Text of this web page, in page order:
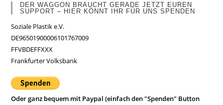
DER WAGGON BRAUCHT GERADE JETZT EUREN
SUPPORT – HIER KÖNNT IHR FÜR UNS SPENDEN
Soziale Plastik e.V.
DE96501900006101767009
FFVBDEFFXXX
Frankfurter Volksbank
Oder ganz bequem mit Paypal (einfach den "Spenden" Button